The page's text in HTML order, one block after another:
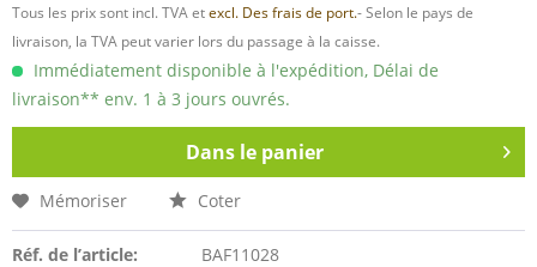
Tous les prix sont incl. TVA etexcl. Des frais de port.- Selon le pays de
livraison, la TVA peut varier lors du passage à la caisse.
Immédiatement disponible à l'expédition, Délai de
livraison** env. 1 à 3 jours ouvrés.
Dans le panier
Mémoriser Coter
Réf. de l’article:
BAF11028